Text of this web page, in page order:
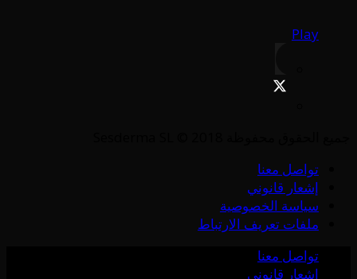
Play
تواصل معنا
إشعار قانوني
سياسة الخصوصية
ملفات تعريف الارتباط
تواصل معنا
إشعار قانوني